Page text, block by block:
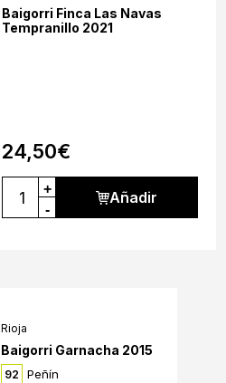
Baigorri Finca Las Navas
Tempranillo 2021
24,50€
+
-
Añadir
Rioja
Baigorri Garnacha 2015
92 Peñín